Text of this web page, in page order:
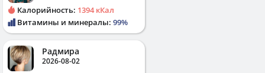
Калорийность: 1394 кКал
Витамины и минералы: 99%
Радмира
2026-08-02